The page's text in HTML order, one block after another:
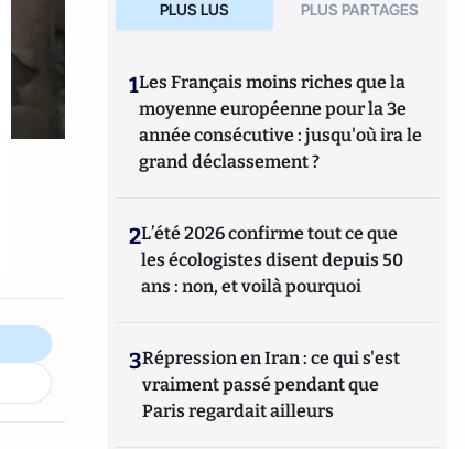
PLUS LUS PLUS PARTAGES
1Les Français moins riches que la
moyenne européenne pour la 3e
année consécutive : jusqu'où ira le
grand déclassement ?
2L’été 2026 confirme tout ce que
les écologistes disent depuis 50
ans : non, et voilà pourquoi
3Répression en Iran : ce qui s'est
vraiment passé pendant que
Paris regardait ailleurs